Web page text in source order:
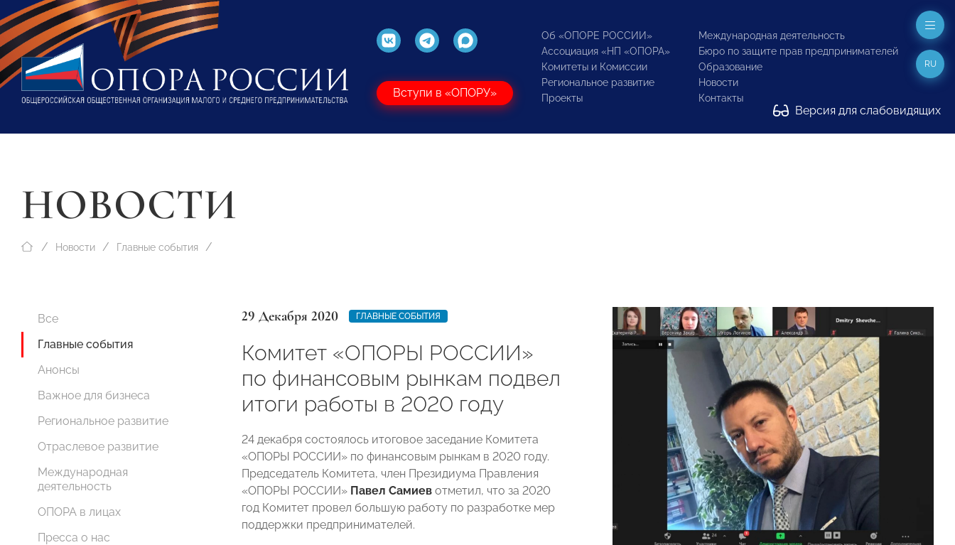
Вступи в «ОПОРУ»
Об «ОПОРЕ РОССИИ»
Ассоциация «НП «ОПОРА»
Комитеты и Комиссии
Региональное развитие
Проекты
Международная деятельность
Бюро по защите прав предпринимателей
Образование
Новости
Контакты
Версия для слабовидящих
RU
НОВОСТИ
Новости Главные события
Все
Главные события
Анонсы
Важное для бизнеса
Региональное развитие
Отраслевое развитие
Международная
деятельность
ОПОРА в лицах
Пресса о нас
29 Декабря 2020 ГЛАВНЫЕ СОБЫТИЯ
Комитет «ОПОРЫ РОССИИ»
по финансовым рынкам подвел
итоги работы в 2020 году
24 декабря состоялось итоговое заседание Комитета
«ОПОРЫ РОССИИ» по финансовым рынкам в 2020 году.
Председатель Комитета, член Президиума Правления
«ОПОРЫ РОССИИ» Павел Самиев отметил, что за 2020
год Комитет провел большую работу по разработке мер
поддержки предпринимателей.